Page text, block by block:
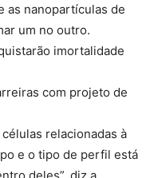
as nanopartículas de
um no outro.
imortalidade
com projeto de
relacionadas à
e o tipo de perfil está